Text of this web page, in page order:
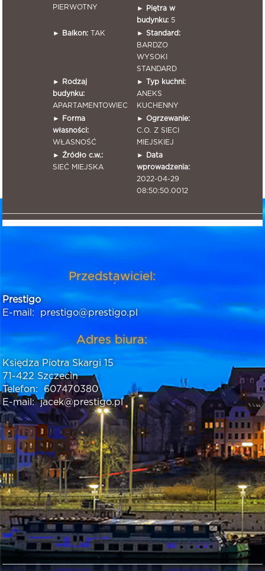
PIERWOTNY
►
Piętra w
budynku: 5
►
Balkon: TAK ► Standard:
BARDZO
WYSOKI
STANDARD
►
Rodzaj
budynku:
APARTAMENTOWIEC
► Typ kuchni:
ANEKS
KUCHENNY
►
Forma
własności:
WŁASNOŚĆ
► Ogrzewanie:
C.O. Z SIECI
MIEJSKIEJ
► Źródło c.w.:
SIEĆ MIEJSKA
►
Data
wprowadzenia:
2022-04-29
08:50:50.0012
Przedstawiciel:
Prestigo
E-mail:
prestigo@prestigo.pl
Adres biura:
Księdza Piotra Skargi 15
71-422 Szczecin
Telefon:
607470380
E-mail: jacek@prestigo.pl